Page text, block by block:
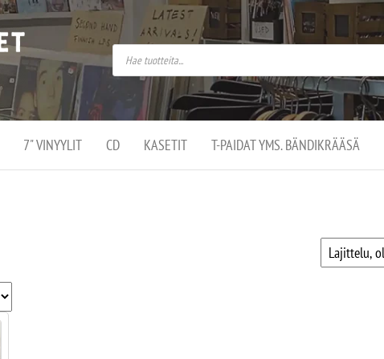
Stupido
Market –
verkossa
ja
kivijalassa
Stupido Market on
vaihtoehtomusaan
erikoistunut
verkko- sekä
kivijalkakauppa
Helsingissä
Kallion
7" VINYYLIT CD KASETIT T-PAIDAT YMS. BÄNDIKRÄÄSÄ